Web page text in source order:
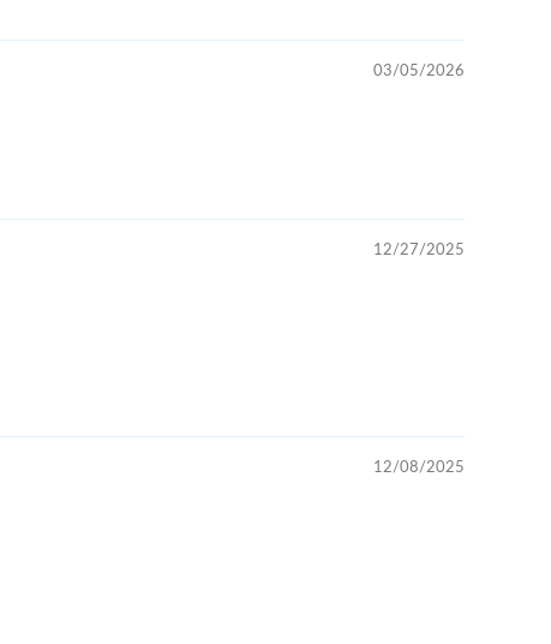
03/05/2026
12/27/2025
12/08/2025